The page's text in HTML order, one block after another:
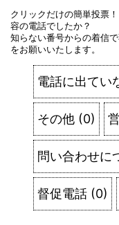
クリックだけの簡単投票
容の電話でしたか？
知らない番号からの着信
をお願いいたします。
電話に出てい
その他 (0)
問い合わせに
督促電話 (0)